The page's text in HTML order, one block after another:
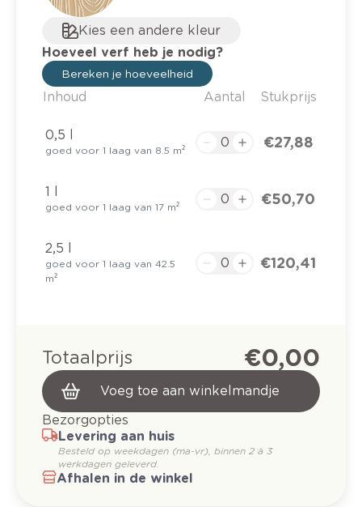
Kies een andere kleur
Hoeveel verf heb je nodig?
Bereken je hoeveelheid
Inhoud Aantal Stukprijs
0,5 l
goed voor 1 laag van 8.5 m² € 27,88
1 l
goed voor 1 laag van 17 m² € 50,70
2,5 l
goed voor 1 laag van 42.5
m²
€ 120,41
Totaalprijs € 0,00
Voeg toe aan winkelmandje
Bezorgopties
Levering aan huis
Besteld op weekdagen (ma-vr), binnen 2 à 3
werkdagen geleverd.
Afhalen in de winkel